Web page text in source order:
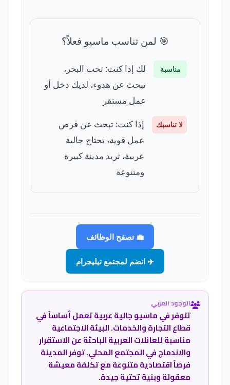
🎯 لمن تناسب ماسيو فعلاً؟
مناسبة
لك إذا كنت: تحب البحر،
تبحث عن هدوء، لديك دخل أو
عمل مستقر
لا تناسبك
إذا كنت: تبحث عن فرص
عمل قوية، تحتاج جالية
عربية، تريد مدينة كبيرة
ومتنوعة
💼 تصفح الوظائف
✈️ انضم لمجتمع تيليجرام
الوجود العربي
تتوفر في ماسيو جالية عربية تعمل أساساً في
قطاع التجارة والخدمات. البيئة الاجتماعية
مناسبة للعائلات العربية الباحثة عن الاستقرار
والاندماج في المجتمع المحلي. توفر المدينة
فرصاً اقتصادية متنوعة مع تكلفة معيشة
معقولة وبنية تحتية جيدة.